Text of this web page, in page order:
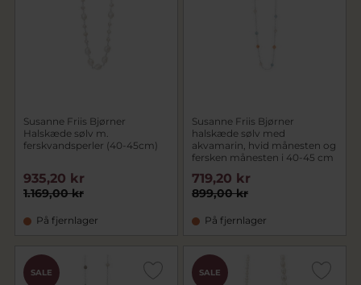
Susanne Friis Bjørner
Halskæde sølv m.
ferskvandsperler (40-45cm)
1.169,00 kr
935,20 kr
På fjernlager
Susanne Friis Bjørner
halskæde sølv med
akvamarin, hvid månesten og
fersken månesten i 40-45 cm
899,00 kr
719,20 kr
På fjernlager
SALE SALE